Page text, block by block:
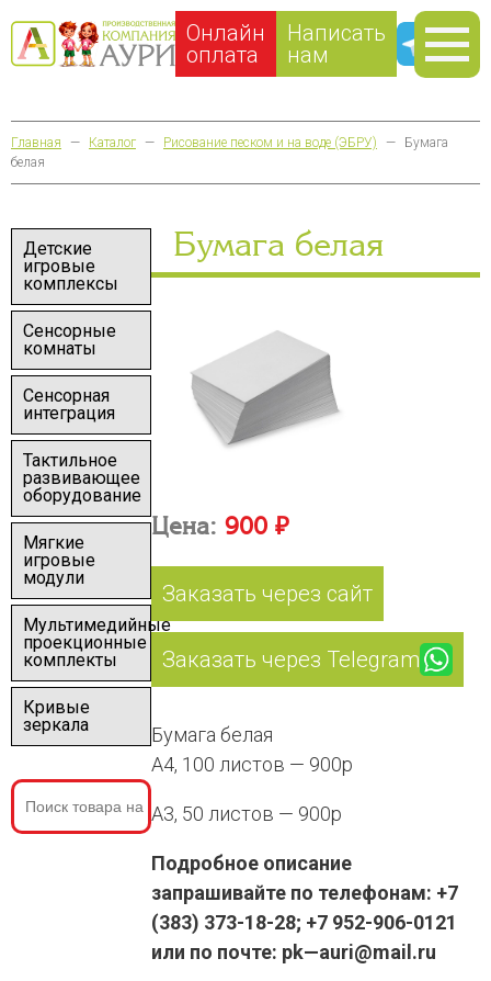
Онлайн
оплата
Написать
нам
Главная — Каталог — Рисование песком и на воде (ЭБРУ) —
Бумага
белая
Детские
игровые
комплексы
Сенсорные
комнаты
Сенсорная
интеграция
Тактильное
развивающее
оборудование
Мягкие
игровые
модули
Мультимедийные
проекционные
комплекты
Кривые
зеркала
Бумага белая
Цена:900 ₽
Заказать через сайт
Заказать через Telegram
Бумага белая
А4, 100 листов — 900р
А3, 50 листов — 900р
Подробное описание
запрашивайте по телефонам: +7
(383) 373-18-28; +7 952-906-0121
или по почте: pk—auri@mail.ru